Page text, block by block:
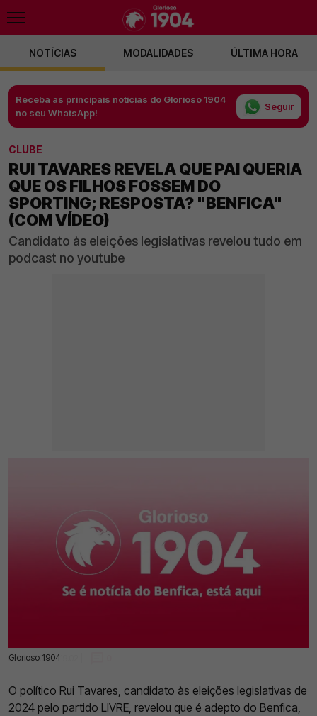
NOTÍCIAS MODALIDADES ÚLTIMA HORA
Receba as principais notícias do Glorioso 1904
no seu WhatsApp!
Seguir
CLUBE
RUI TAVARES REVELA QUE PAI QUERIA
QUE OS FILHOS FOSSEM DO
SPORTING; RESPOSTA? "BENFICA"
(COM VÍDEO)
Candidato às eleições legislativas revelou tudo em
podcast no youtube
Glorioso 1904
01 Mar 2024 | 19:02 |
O político Rui Tavares, candidato às eleições legislativas de
2024 pelo partido LIVRE, revelou que é adepto do Benfica,